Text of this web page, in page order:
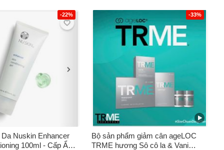
-22%
Nuskin Enhancer
100ml - Cấp Ẩm,
-33%
Bộ sản phẩm giảm cân ageLOC
TRME hương Sô cô la & Vani